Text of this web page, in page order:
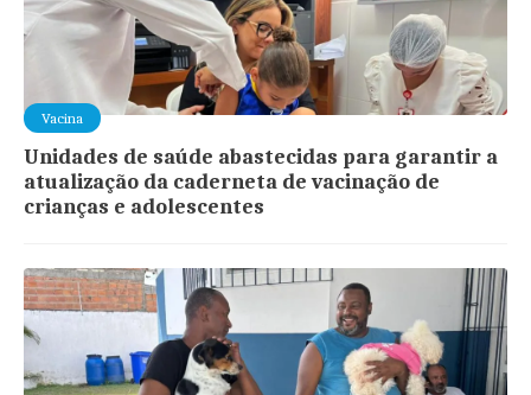
Vacina
Unidades de saúde abastecidas para garantir a
atualização da caderneta de vacinação de
crianças e adolescentes